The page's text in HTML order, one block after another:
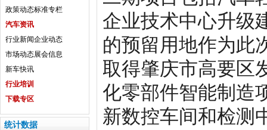
政策动态标准专栏
汽车资讯
行业新闻企业动态
市场动态展会信息
新车快讯
行业培训
下载专区
统计数据
企业技术中心升级
的预留用地作为此
取得肇庆市高要区
化零部件智能制造
新数控车间和检测